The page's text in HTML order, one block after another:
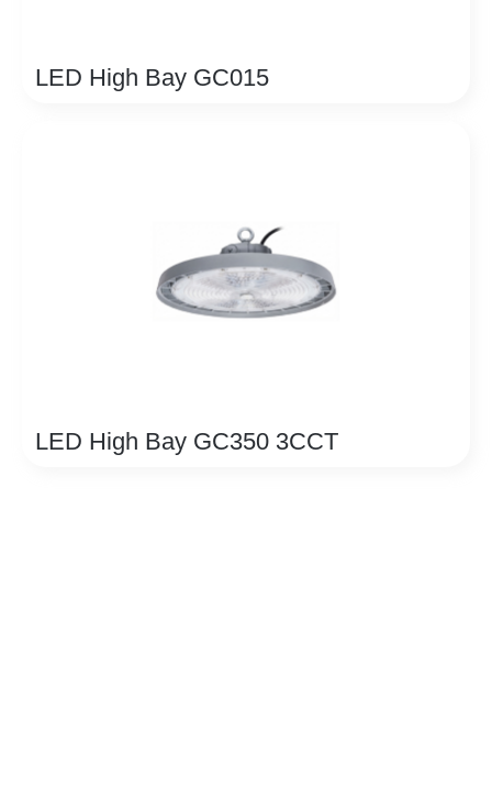
LED High Bay GC015
LED High Bay GC350 3CCT